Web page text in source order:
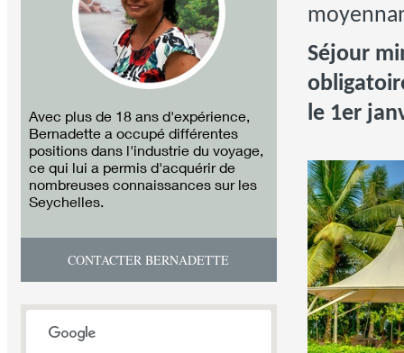
Avec plus de 18 ans d'expérience,
Bernadette a occupé différentes
positions dans l'industrie du voyage,
ce qui lui a permis d'acquérir de
nombreuses connaissances sur les
Seychelles.
CONTACTER BERNADETTE
Séjour
le 1er